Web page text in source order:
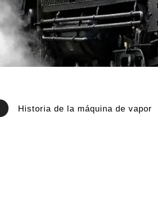
Historia de la máquina de vapor